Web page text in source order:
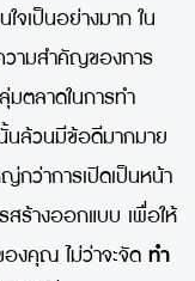
ป็นอย่างมาก ใน
วามสำคัญของการ
มตลาดในการทำ
นล้วนมีข้อดีมากมาย
กว่าการเปิดเป็นหน้า
สร้างออกแบบ เพื่อให้
องคุณ ไม่ว่าจะจัด ทำ